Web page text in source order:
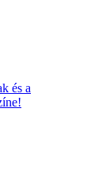
és a